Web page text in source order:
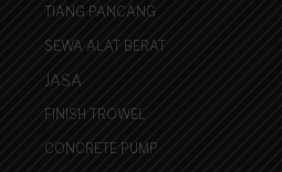
TIANG PANCANG
SEWA ALAT BERAT
JASA
FINISH TROWEL
CONCRETE PUMP